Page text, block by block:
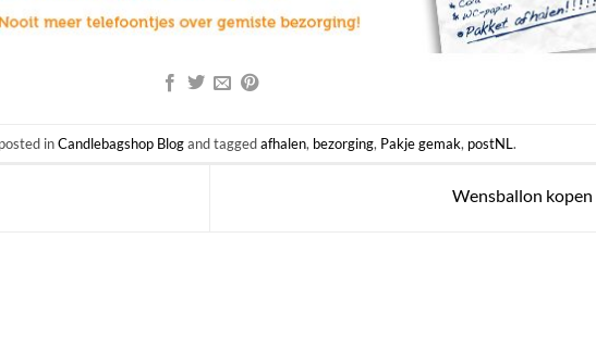
inCandlebagshop Blogand taggedafhalen, bezorging, Pakje gemak, postNL.
Wensballon kopen